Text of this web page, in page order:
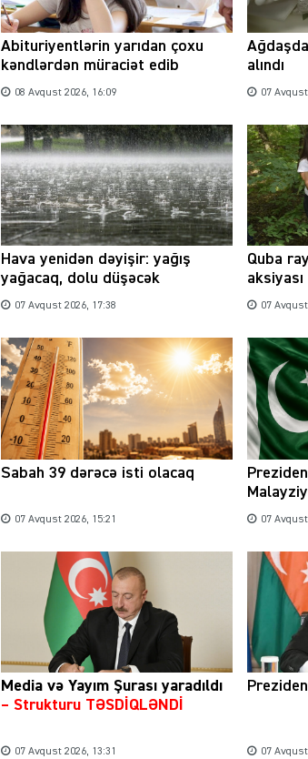
Abituriyentlərin yarıdan çoxu
kəndlərdən müraciət edib
08 Avqust 2026, 16:09
alındı
07
Hava yenidən dəyişir: yağış
yağacaq, dolu düşəcək
07 Avqust 2026, 17:38
Quba
07
Sabah 39 dərəcə isti olacaq
07 Avqust 2026, 15:21 07
Media və Yayım Şurası yaradıldı
– Strukturu TƏSDİQLƏNDİ
07 Avqust 2026, 13:31 07